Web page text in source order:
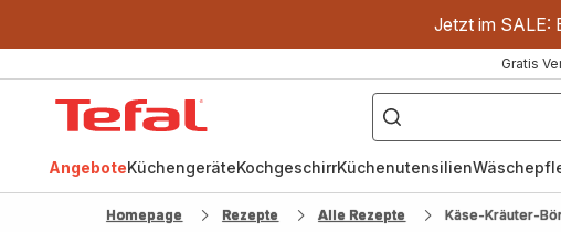
Jetzt im SALE:
Gratis
["OptiGrill","Easy
Fry","Pfanne"]
AngeboteKüchengeräteKochgeschirrKüchenutensilien
Homepage Rezepte Alle Rezepte Käse-Kräuter-